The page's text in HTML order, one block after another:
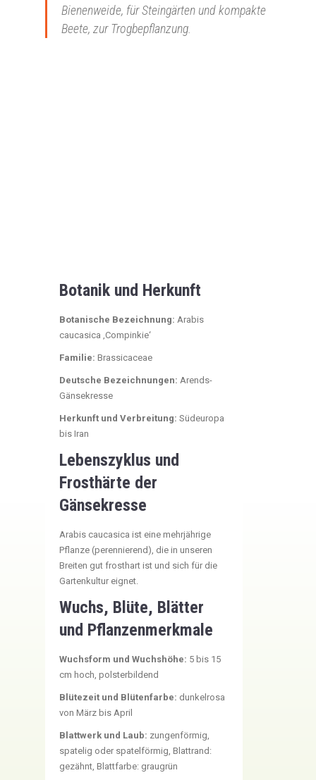
Bienenweide, für Steingärten und kompakte
Beete, zur Trogbepflanzung.
Botanik und Herkunft
Botanische Bezeichnung: Arabis
caucasica ‚Compinkie‘
Familie: Brassicaceae
Deutsche Bezeichnungen: Arends-
Gänsekresse
Herkunft und Verbreitung: Südeuropa
bis Iran
Lebenszyklus und
Frosthärte der
Gänsekresse
Arabis caucasica ist eine mehrjährige
Pflanze (perennierend), die in unseren
Breiten gut frosthart ist und sich für die
Gartenkultur eignet.
Wuchs, Blüte, Blätter
und Pflanzenmerkmale
Wuchsform und Wuchshöhe: 5 bis 15
cm hoch, polsterbildend
Blütezeit und Blütenfarbe: dunkelrosa
von März bis April
Blattwerk und Laub: zungenförmig,
spatelig oder spatelförmig, Blattrand:
gezähnt, Blattfarbe: graugrün